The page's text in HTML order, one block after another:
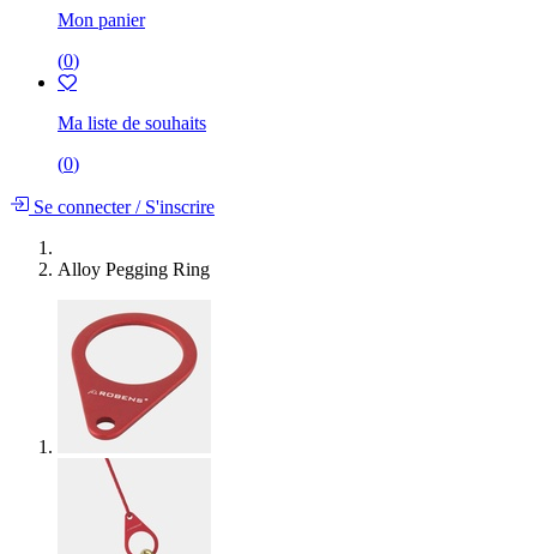
Mon panier
(0)
Ma liste de souhaits
(0)
Se connecter/S'inscrire
Alloy Pegging Ring